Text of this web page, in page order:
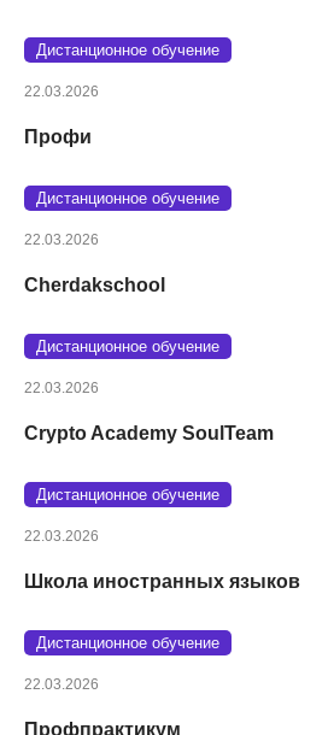
Дистанционное обучение
22.03.2026
Профи
Дистанционное обучение
22.03.2026
Cherdakschool
Дистанционное обучение
22.03.2026
Crypto Academy SoulTeam
Дистанционное обучение
22.03.2026
Школа иностранных языков
Дистанционное обучение
22.03.2026
Профпрактикум